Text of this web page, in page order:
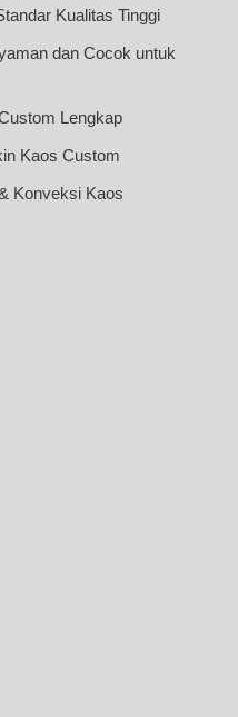
Kualitas Tinggi
dan Cocok untuk
Lengkap
Kaos Custom
Konveksi Kaos